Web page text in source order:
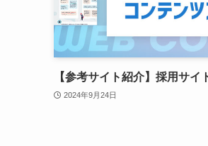
【参考サイト紹介】採用サ
2024年9月24日